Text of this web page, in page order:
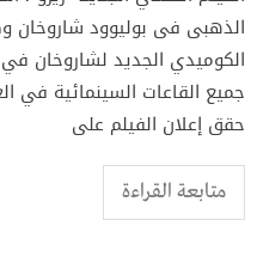
الذهبى فى بوليوود شاروخان
الكوميدي الجديد لشاروخان
جميع القاعات السينمائية في
حقق إعلان الفيلم على
متابعة القراءة